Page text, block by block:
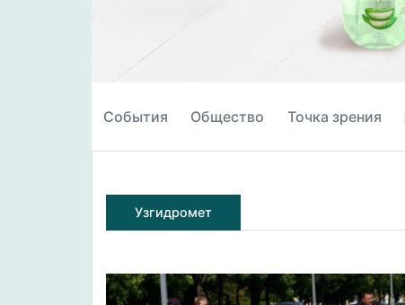
События Общество Точка зрения
Узгидромет